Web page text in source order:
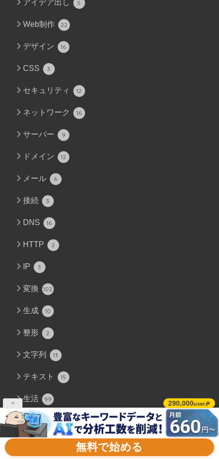
× 290,000user🎉
無料で始める
アイデア出し 5
Web制作 22
デザイン 16
CSS 3
セキュリティ 12
ネットワーク 16
サーバー 9
ドメイン 12
メール 6
接続 3
DNS 16
HTTP 2
IP 3
変換 102
生成 10
整形 2
文字列 13
テキスト 15
生活 99
くじ 12